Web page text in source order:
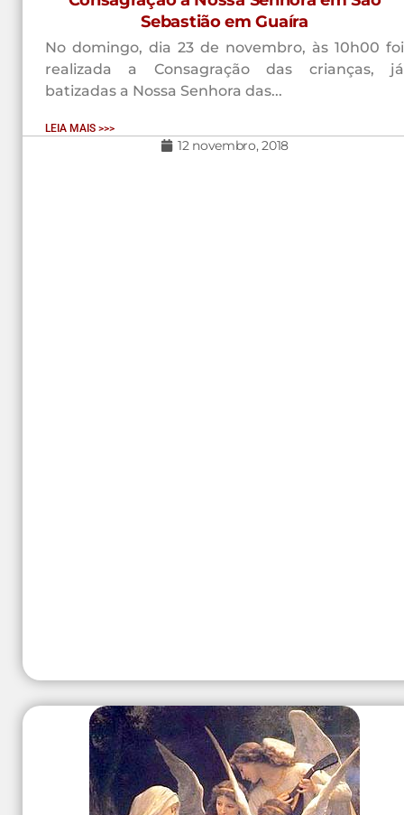
Sebastião em Guaíra
No domingo, dia 23 de novembro, às 10h00 foi
realizada a Consagração das crianças, já
batizadas a Nossa Senhora das...
LEIA MAIS >>>
12 novembro, 2018